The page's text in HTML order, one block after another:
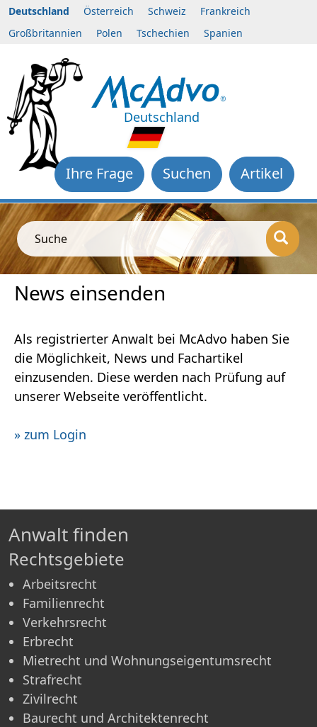
Deutschland Österreich Schweiz
Frankreich
Großbritannien
Polen Tschechien Spanien
Deutschland
Artikel
Suchen
Ihre Frage
Suche
News einsenden
Als registrierter Anwalt bei McAdvo haben Sie
die Möglichkeit, News und Fachartikel
einzusenden. Diese werden nach Prüfung auf
unserer Webseite veröffentlicht.
» zum Login
Anwalt finden
Rechtsgebiete
Arbeitsrecht
Familienrecht
Verkehrsrecht
Erbrecht
Mietrecht und Wohnungseigentumsrecht
Strafrecht
Zivilrecht
Baurecht und Architektenrecht